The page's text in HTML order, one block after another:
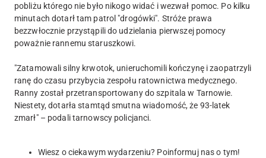
pobliżu którego nie było nikogo widać i wezwał pomoc. Po kilku
minutach dotarł tam patrol "drogówki". Stróże prawa
bezzwłocznie przystąpili do udzielania pierwszej pomocy
poważnie rannemu staruszkowi.
"Zatamowali silny krwotok, unieruchomili kończynę i zaopatrzyli
ranę do czasu przybycia zespołu ratownictwa medycznego.
Ranny został przetransportowany do szpitala w Tarnowie.
Niestety, dotarła stamtąd smutna wiadomość, że 93-latek
zmarł" – podali tarnowscy policjanci.
Wiesz o ciekawym wydarzeniu? Poinformuj nas o tym!